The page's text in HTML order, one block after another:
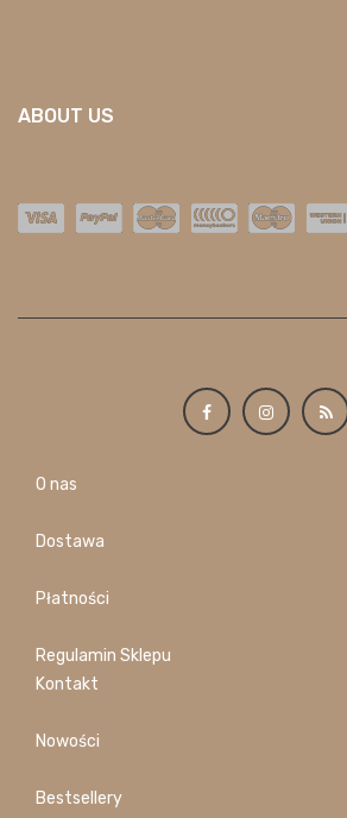
ABOUT US
O nas
Dostawa
Płatności
Regulamin Sklepu
Kontakt
Nowości
Bestsellery